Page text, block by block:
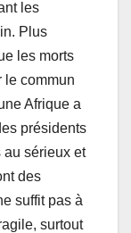
les
Plus
les morts
le commun
Afrique a
présidents
au sérieux et
des
suffit pas à
surtout